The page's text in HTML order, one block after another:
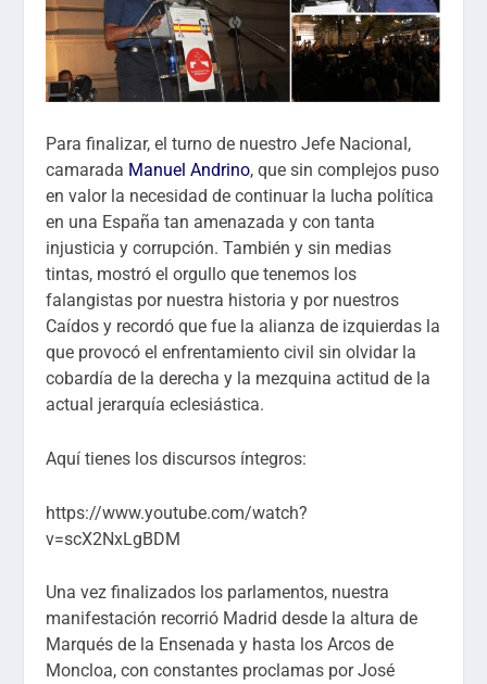
Para finalizar, el turno de nuestro Jefe Nacional,
camarada Manuel Andrino, que sin complejos puso
en valor la necesidad de continuar la lucha política
en una España tan amenazada y con tanta
injusticia y corrupción. También y sin medias
tintas, mostró el orgullo que tenemos los
falangistas por nuestra historia y por nuestros
Caídos y recordó que fue la alianza de izquierdas la
que provocó el enfrentamiento civil sin olvidar la
cobardía de la derecha y la mezquina actitud de la
actual jerarquía eclesiástica.
Aquí tienes los discursos íntegros:
https://www.youtube.com/watch?
v=scX2NxLgBDM
Una vez finalizados los parlamentos, nuestra
manifestación recorrió Madrid desde la altura de
Marqués de la Ensenada y hasta los Arcos de
Moncloa, con constantes proclamas por José